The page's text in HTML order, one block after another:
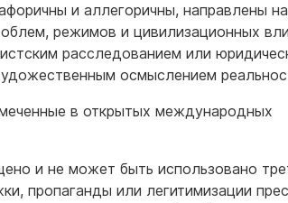
и аллегоричны, направлены на
режимов и цивилизационных
расследованием или
осмыслением
в открытых международных
и не может быть использовано
пропаганды или легитимизации